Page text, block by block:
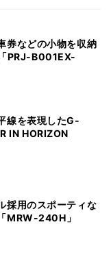
券などの小物を収納
PRJ-B001EX-
線を表現したG-
IN HORIZON
採用のスポーティな
MRW-240H」